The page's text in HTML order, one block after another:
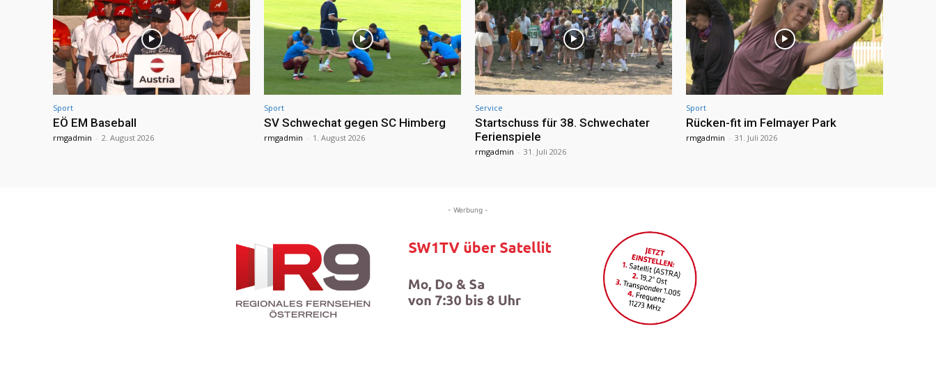
Sport
EÖ EM Baseball
rmgadmin - 2. August 2026
Sport
SV Schwechat gegen SC Himberg
rmgadmin - 1. August 2026
Service
Startschuss für 38. Schwechater
Ferienspiele
rmgadmin - 31. Juli 2026
Sport
Rücken-fit im Felmayer Park
rmgadmin - 31. Juli 2026
- Werbung -